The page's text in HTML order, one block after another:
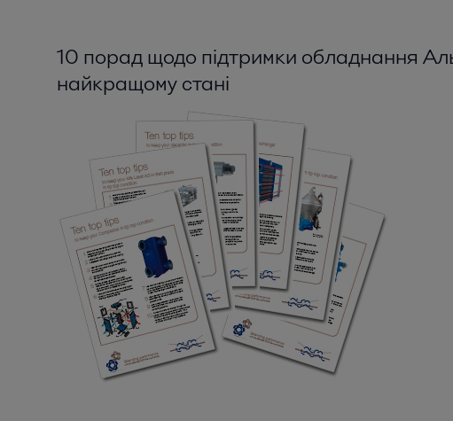
10 порад щодо підтримки обладнання
найкращому стані